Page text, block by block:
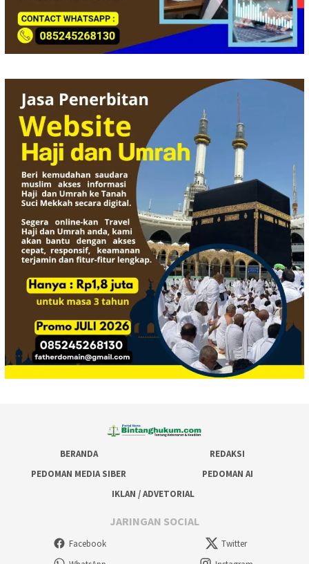
BERANDA
REDAKSI
PEDOMAN MEDIA SIBER
PEDOMAN AI
IKLAN / ADVETORIAL
JARINGAN SOCIAL
Facebook
Twitter